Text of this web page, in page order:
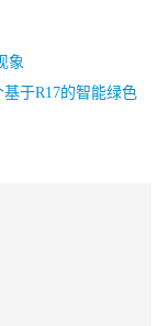
象
于R17的智能绿色